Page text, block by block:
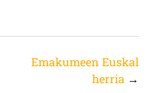
Emakumeen Euskal
herria →